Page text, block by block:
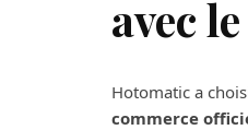
avec
Hotomatic a
commerce